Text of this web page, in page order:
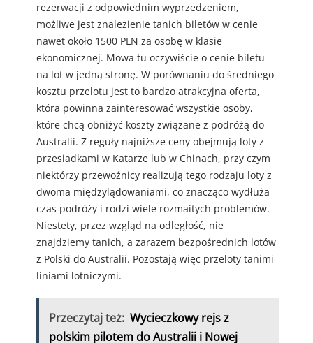
rezerwacji z odpowiednim wyprzedzeniem,
możliwe jest znalezienie tanich biletów w cenie
nawet około 1500 PLN za osobę w klasie
ekonomicznej. Mowa tu oczywiście o cenie biletu
na lot w jedną stronę. W porównaniu do średniego
kosztu przelotu jest to bardzo atrakcyjna oferta,
która powinna zainteresować wszystkie osoby,
które chcą obniżyć koszty związane z podróżą do
Australii. Z reguły najniższe ceny obejmują loty z
przesiadkami w Katarze lub w Chinach, przy czym
niektórzy przewoźnicy realizują tego rodzaju loty z
dwoma międzylądowaniami, co znacząco wydłuża
czas podróży i rodzi wiele rozmaitych problemów.
Niestety, przez wzgląd na odległość, nie
znajdziemy tanich, a zarazem bezpośrednich lotów
z Polski do Australii. Pozostają więc przeloty tanimi
liniami lotniczymi.
Przeczytaj też: Wycieczkowy rejs z
polskim pilotem do Australii i Nowej